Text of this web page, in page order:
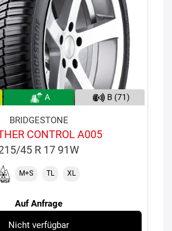
A B (71)
BRIDGESTONE
CONTROL A005
45 R 17 91W
M+S TL XL
Auf Anfrage
Nicht verfügbar